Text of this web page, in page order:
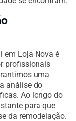
em Loja Nova é
profissionais
uma
análise do
Ao longo do
para que
da remodelação.